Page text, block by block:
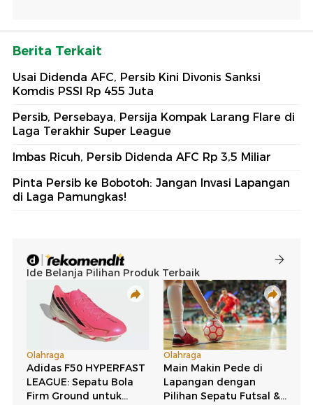
Berita Terkait
Usai Didenda AFC, Persib Kini Divonis Sanksi
Komdis PSSI Rp 455 Juta
Persib, Persebaya, Persija Kompak Larang Flare di
Laga Terakhir Super League
Imbas Ricuh, Persib Didenda AFC Rp 3,5 Miliar
Pinta Persib ke Bobotoh: Jangan Invasi Lapangan
di Laga Pamungkas!